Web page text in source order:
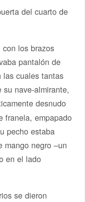
del cuarto de
los brazos
pantalón de
las cuales tantas
nave-almirante,
desnudo
franela, empapado
pecho estaba
mango negro –un
en el lado
se dieron